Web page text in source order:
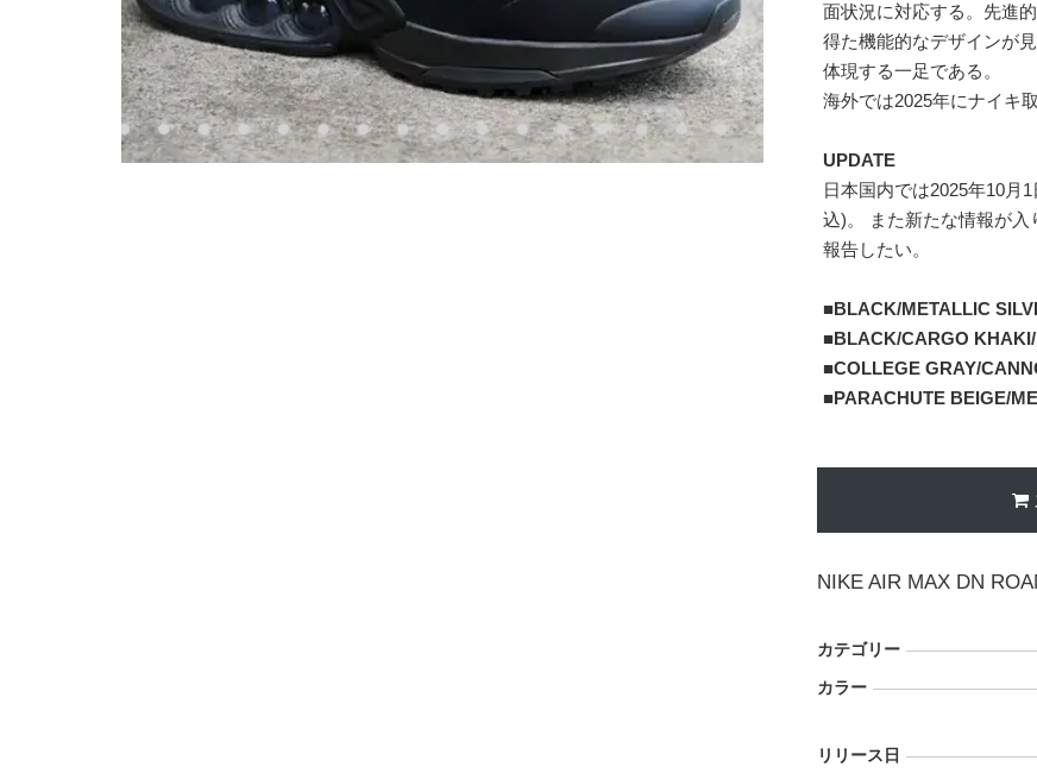
面状況に対応する。先進
得た機能的なデザインが
体現する一足である。
海外では2025年にナイキ
UPDATE
日本国内では2025年10月
込)。 また新たな情報が
報告したい。
■BLACK/METALLIC
■BLACK/CARGO
■COLLEGE GRAY/
■PARACHUTE BEIGE/
NIKE AIR MAX DN
カテゴリー
カラー
リリース日